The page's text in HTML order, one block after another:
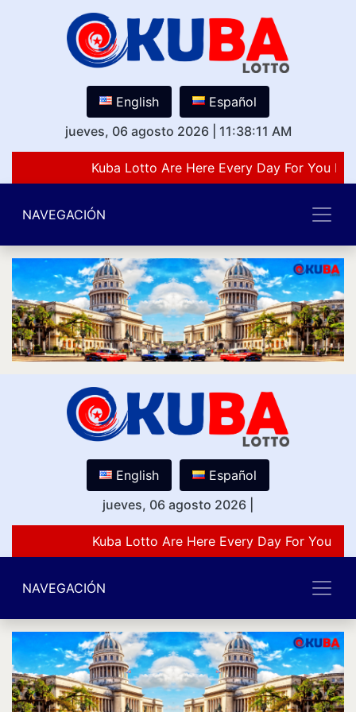
English
Español
jueves, 06 agosto 2026
11:38:11 AM
Kuba Lotto Are Here Every Day For You
NAVEGACIÓN
English
Español
jueves, 06 agosto 2026
Kuba Lotto Are Here Every Day For You
NAVEGACIÓN